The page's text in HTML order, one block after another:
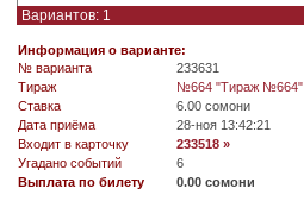
Вариантов: 1
Информация о варианте:
№ варианта
233631
Tираж
№664 "Тираж №664"
Ставка
6.00 сомони
Дата приёма
28-ноя 13:42:21
Входит в карточку
233518 »
Угадано событий
6
Выплата по билету
0.00 сомони